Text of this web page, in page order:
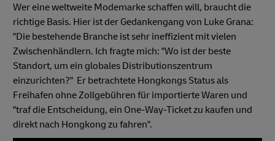
Wer eine weltweite Modemarke schaffen will, braucht die
richtige Basis. Hier ist der Gedankengang von Luke Grana:
"Die bestehende Branche ist sehr ineffizient mit vielen
Zwischenhändlern. Ich fragte mich: "Wo ist der beste
Standort, um ein globales Distributionszentrum
einzurichten?" Er betrachtete Hongkongs Status als
Freihafen ohne Zollgebühren für importierte Waren und
"traf die Entscheidung, ein One-Way-Ticket zu kaufen und
direkt nach Hongkong zu fahren".